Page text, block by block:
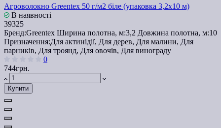
Агроволокно Greentex 50 г/м2 біле (упаковка 3,2x10 м)
В наявності
39325
Бренд:Greentex Ширина полотна, м:3,2 Довжина полотна, м:10
Призначення:Для актинідії, Для дерев, Для малини, Для
парників, Для троянд, Для овочів, Для винограду
0
744грн.
Купити